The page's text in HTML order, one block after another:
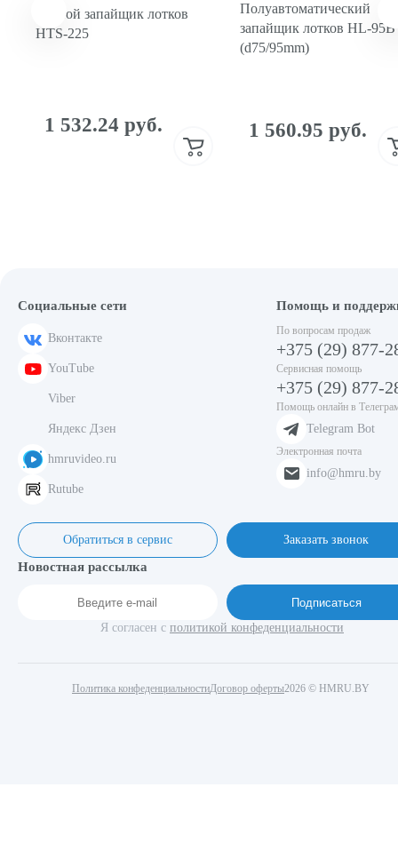
30.11 руб. /шт.
33.45 руб. /м.
Ручной запайщик лотков
HTS-225
1 532.24 руб.
Полуавтоматический
запайщик лотков HL-95B
(d75/95mm)
1 560.95 руб.
Социальные сети
Вконтакте
YouTube
Viber
Яндекс Дзен
hmruvideo.ru
Rutube
Помощь и
По вопросам продаж
+375 (29) 877-
Сервисная помощь
+375 (29) 877-
Помощь онлайн в
Telegram Bot
Электронная почта
info@hmru.by
Обратиться в сервис Заказать звонок
Новостная рассылка
Подписаться
Я согласен с политикой конфеденциальности
Политика конфеденциальности 2026 © HMRU.BY
Договор оферты